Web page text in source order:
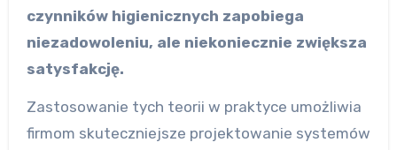
czynników higienicznych zapobiega
niezadowoleniu, ale niekoniecznie zwiększa
satysfakcję.
Zastosowanie tych teorii w praktyce umożliwia
firmom skuteczniejsze projektowanie systemów